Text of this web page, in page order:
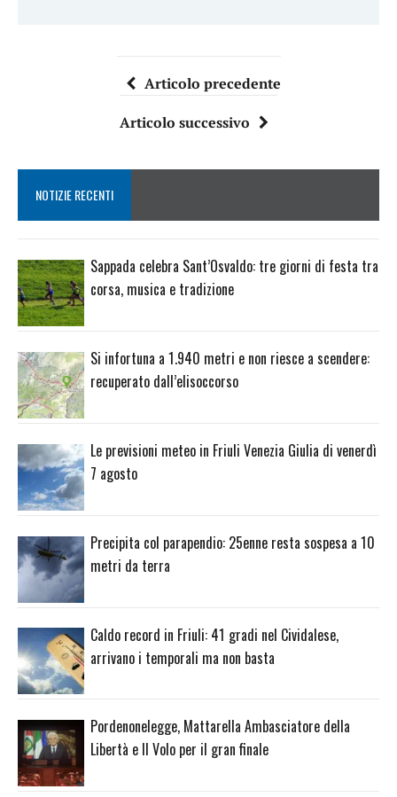
Articolo precedente
Articolo successivo
NOTIZIE RECENTI
Sappada celebra Sant’Osvaldo: tre giorni di festa tra
corsa, musica e tradizione
Si infortuna a 1.940 metri e non riesce a scendere:
recuperato dall’elisoccorso
Le previsioni meteo in Friuli Venezia Giulia di venerdì
7 agosto
Precipita col parapendio: 25enne resta sospesa a 10
metri da terra
Caldo record in Friuli: 41 gradi nel Cividalese,
arrivano i temporali ma non basta
Pordenonelegge, Mattarella Ambasciatore della
Libertà e Il Volo per il gran finale